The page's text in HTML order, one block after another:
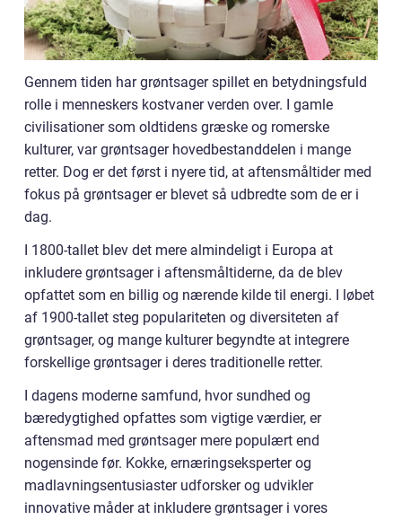
Gennem tiden har grøntsager spillet en betydningsfuld
rolle i menneskers kostvaner verden over. I gamle
civilisationer som oldtidens græske og romerske
kulturer, var grøntsager hovedbestanddelen i mange
retter. Dog er det først i nyere tid, at aftensmåltider med
fokus på grøntsager er blevet så udbredte som de er i
dag.
I 1800-tallet blev det mere almindeligt i Europa at
inkludere grøntsager i aftensmåltiderne, da de blev
opfattet som en billig og nærende kilde til energi. I løbet
af 1900-tallet steg populariteten og diversiteten af
grøntsager, og mange kulturer begyndte at integrere
forskellige grøntsager i deres traditionelle retter.
I dagens moderne samfund, hvor sundhed og
bæredygtighed opfattes som vigtige værdier, er
aftensmad med grøntsager mere populært end
nogensinde før. Kokke, ernæringseksperter og
madlavningsentusiaster udforsker og udvikler
innovative måder at inkludere grøntsager i vores